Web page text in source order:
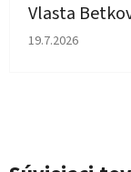
Vlasta
Hodnotenie
19.7.2026